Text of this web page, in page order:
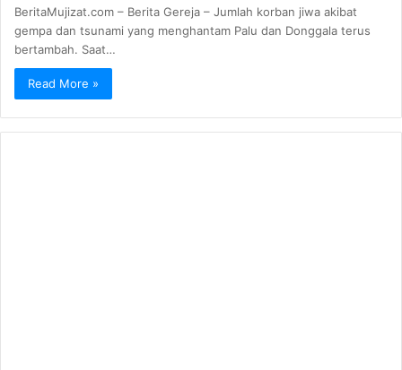
BeritaMujizat.com – Berita Gereja – Jumlah korban jiwa akibat
gempa dan tsunami yang menghantam Palu dan Donggala terus
bertambah. Saat…
Read More »